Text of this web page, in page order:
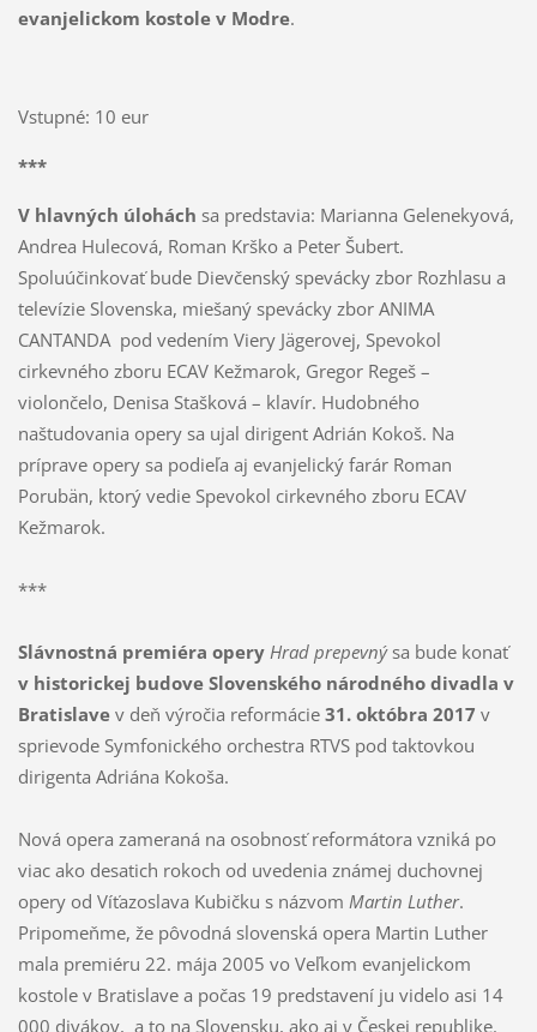
evanjelickom kostole v Modre.
Vstupné: 10 eur
***
V hlavných úlohách sa predstavia: Marianna Gelenekyová,
Andrea Hulecová, Roman Krško a Peter Šubert.
Spoluúčinkovať bude Dievčenský spevácky zbor Rozhlasu a
televízie Slovenska, miešaný spevácky zbor ANIMA
CANTANDA pod vedením Viery Jägerovej, Spevokol
cirkevného zboru ECAV Kežmarok, Gregor Regeš –
violončelo, Denisa Stašková – klavír. Hudobného
naštudovania opery sa ujal dirigent Adrián Kokoš. Na
príprave opery sa podieľa aj evanjelický farár Roman
Porubän, ktorý vedie Spevokol cirkevného zboru ECAV
Kežmarok.
***
Slávnostná premiéra operyHrad prepevnýsa bude konať
v historickej budove Slovenského národného divadla v
Bratislavev deň výročia reformácie 31. októbra 2017 v
sprievode Symfonického orchestra RTVS pod taktovkou
dirigenta Adriána Kokoša.
Nová opera zameraná na osobnosť reformátora vzniká po
viac ako desatich rokoch od uvedenia známej duchovnej
opery od Víťazoslava Kubičku s názvom Martin Luther.
Pripomeňme, že pôvodná slovenská opera Martin Luther
mala premiéru 22. mája 2005 vo Veľkom evanjelickom
kostole v Bratislave a počas 19 predstavení ju videlo asi 14
000 divákov, a to na Slovensku, ako aj v Českej republike.